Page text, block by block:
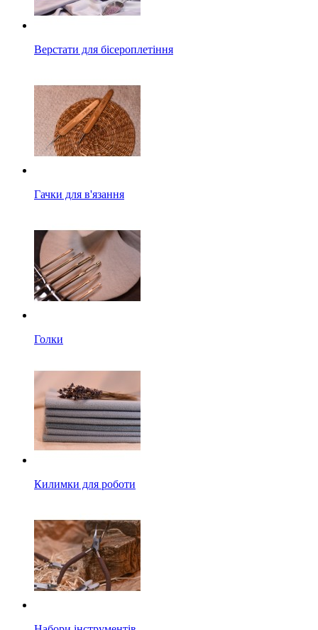
Верстати для бісероплетіння
Гачки для в'язання
Голки
Килимки для роботи